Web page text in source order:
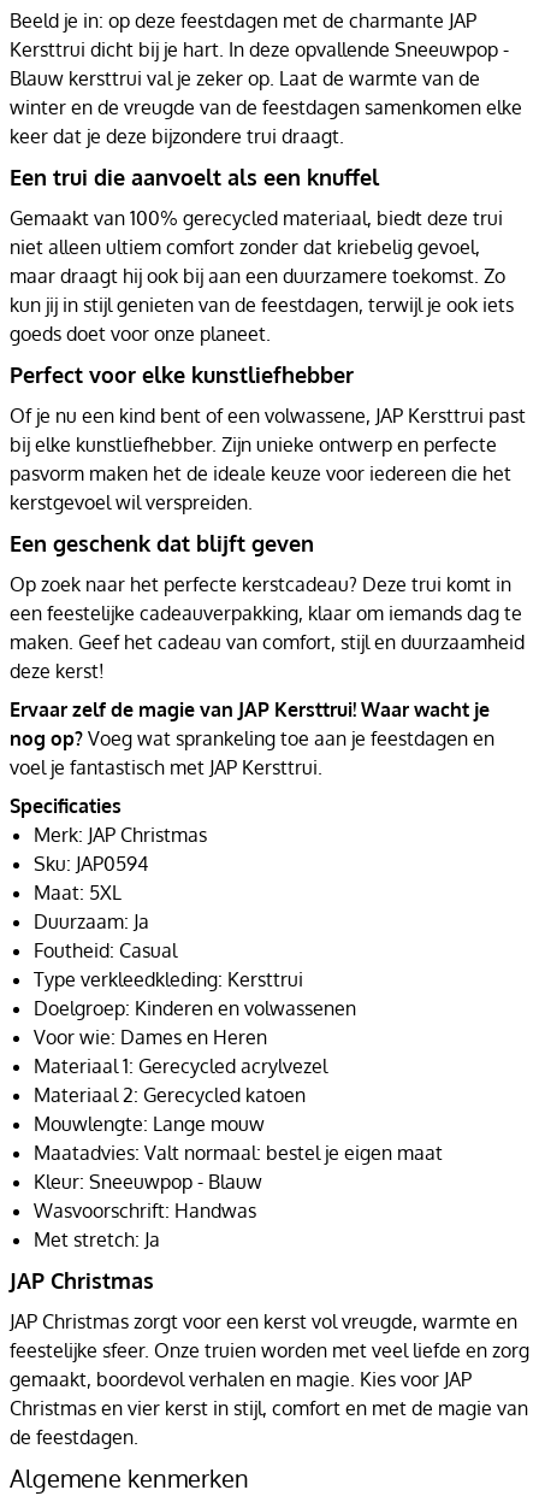
Beeld je in: op deze feestdagen met de charmante JAP
Kersttrui dicht bij je hart. In deze opvallende Sneeuwpop -
Blauw kersttrui val je zeker op. Laat de warmte van de
winter en de vreugde van de feestdagen samenkomen elke
keer dat je deze bijzondere trui draagt.
Een trui die aanvoelt als een knuffel
Gemaakt van 100% gerecycled materiaal, biedt deze trui
niet alleen ultiem comfort zonder dat kriebelig gevoel,
maar draagt hij ook bij aan een duurzamere toekomst. Zo
kun jij in stijl genieten van de feestdagen, terwijl je ook iets
goeds doet voor onze planeet.
Perfect voor elke kunstliefhebber
Of je nu een kind bent of een volwassene, JAP Kersttrui past
bij elke kunstliefhebber. Zijn unieke ontwerp en perfecte
pasvorm maken het de ideale keuze voor iedereen die het
kerstgevoel wil verspreiden.
Een geschenk dat blijft geven
Op zoek naar het perfecte kerstcadeau? Deze trui komt in
een feestelijke cadeauverpakking, klaar om iemands dag te
maken. Geef het cadeau van comfort, stijl en duurzaamheid
deze kerst!
Ervaar zelf de magie van JAP Kersttrui! Waar wacht je
nog op? Voeg wat sprankeling toe aan je feestdagen en
voel je fantastisch met JAP Kersttrui.
Specificaties
Merk: JAP Christmas
Sku: JAP0594
Maat: 5XL
Duurzaam: Ja
Foutheid: Casual
Type verkleedkleding: Kersttrui
Doelgroep: Kinderen en volwassenen
Voor wie: Dames en Heren
Materiaal 1: Gerecycled acrylvezel
Materiaal 2: Gerecycled katoen
Mouwlengte: Lange mouw
Maatadvies: Valt normaal: bestel je eigen maat
Kleur: Sneeuwpop - Blauw
Wasvoorschrift: Handwas
Met stretch: Ja
JAP Christmas
JAP Christmas zorgt voor een kerst vol vreugde, warmte en
feestelijke sfeer. Onze truien worden met veel liefde en zorg
gemaakt, boordevol verhalen en magie. Kies voor JAP
Christmas en vier kerst in stijl, comfort en met de magie van
de feestdagen.
Algemene kenmerken